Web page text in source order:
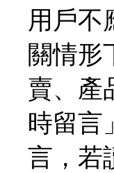
用戶不
關情形
賣、產
時留言
言，若